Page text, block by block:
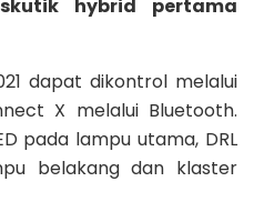
hybrid pertama
dapat dikontrol melalui
X melalui Bluetooth.
pada lampu utama, DRL
belakang dan klaster